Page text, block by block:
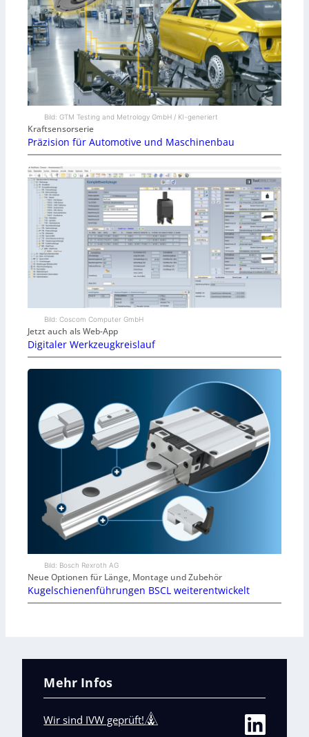
Bild: GTM Testing and Metrology GmbH / KI-generiert
Kraftsensorserie
Präzision für Automotive und Maschinenbau
Bild: Coscom Computer GmbH
Jetzt auch als Web-App
Digitaler Werkzeugkreislauf
Bild: Bosch Rexroth AG
Neue Optionen für Länge, Montage und Zubehör
Kugelschienenführungen BSCL weiterentwickelt
Mehr Infos
Wir sind IVW geprüft!